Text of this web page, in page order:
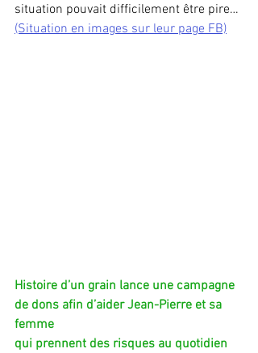
situation pouvait difficilement être pire…
(Situation en images sur leur page FB)
Histoire d’un grain lance une campagne
de dons afin d’aider Jean-Pierre et sa
femme
qui prennent des risques au quotidien